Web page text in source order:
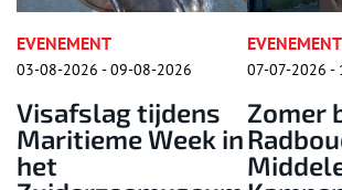
08-2026
tijdens
Week in
07-07-2026 - 13-08-2026
Zomer bij Kasteel
Radboud:
Middeleeuws